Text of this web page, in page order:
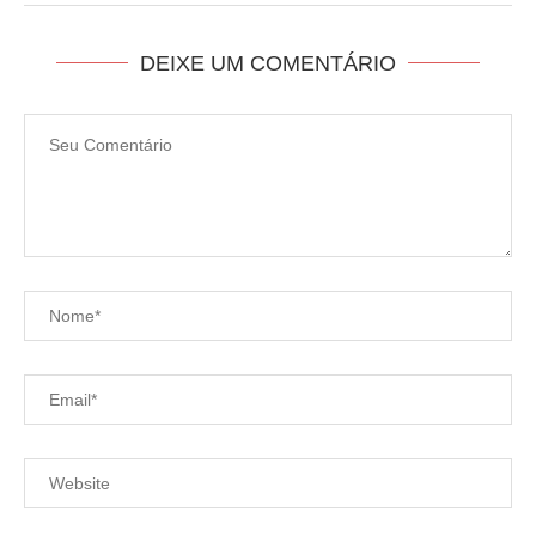
DEIXE UM COMENTÁRIO